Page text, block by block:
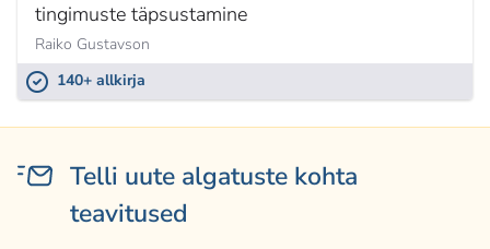
tingimuste täpsustamine
Raiko Gustavson
140+ allkirja
Telli uute algatuste kohta
teavitused